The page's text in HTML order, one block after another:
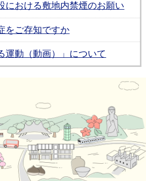
における敷地内禁煙のお願い
をご存知ですか
運動（動画）」について